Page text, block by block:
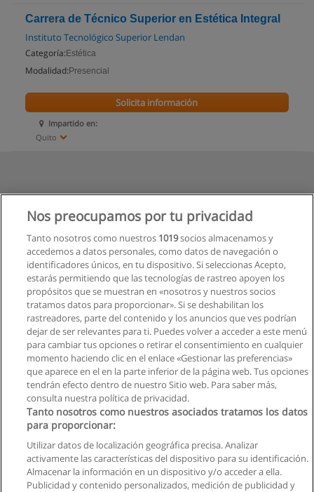
Carrera de Técnico Superior en Estética Integral
Instituto Tecnológico Superior Lendan
Categoría: Estética
Modalidad: Presencial
Impartido en:
Quito
Solicita información
Reglas de uso
Nos preocupamos por tu privacidad
Tanto nosotros como nuestros 1019socios almacenamos y
accedemos a datos personales, como datos de navegación o
identificadores únicos, en tu dispositivo. Si seleccionas Acepto,
estarás permitiendo que las tecnologías de rastreo apoyen los
propósitos que se muestran en «nosotros y nuestros socios
tratamos datos para proporcionar». Si se deshabilitan los
rastreadores, parte del contenido y los anuncios que ves podrían
dejar de ser relevantes para ti. Puedes volver a acceder a este menú
para cambiar tus opciones o retirar el consentimiento en cualquier
momento haciendo clic en el enlace «Gestionar las preferencias»
que aparece en el en la parte inferior de la página web. Tus opciones
tendrán efecto dentro de nuestro Sitio web. Para saber más,
consulta nuestra política de privacidad.
Tanto nosotros como nuestros asociados tratamos los datos
para proporcionar:
Utilizar datos de localización geográfica precisa. Analizar
activamente las características del dispositivo para su identificación.
Almacenar la información en un dispositivo y/o acceder a ella.
Publicidad y contenido personalizados, medición de publicidad y